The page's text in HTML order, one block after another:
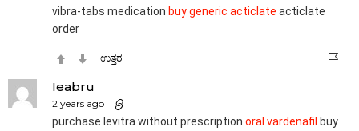
vibra-tabs medication buy generic acticlate acticlate
order
ಉತ್ತರ
Ieabru
2 years ago
purchase levitra without prescription oral vardenafil buy